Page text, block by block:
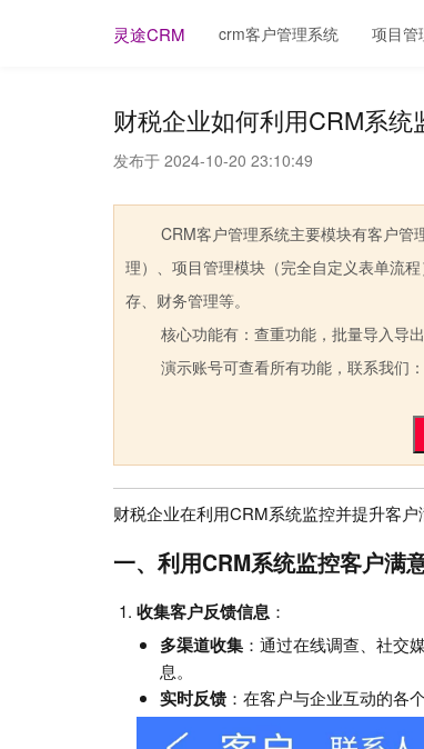
灵途CRM crm客户管理系统 项目管
财税企业如何利用CRM系
发布于 2024-10-20 23:10:49
CRM客户管理系统主要模块有客户管理
理）、项目管理模块（完全自定义表单流
存、财务管理等。
核心功能有：查重功能，批量导入导出
演示账号可查看所有功能，联系我们：
财税企业在利用CRM系统监控并提升客
一、利用CRM系统监控客户满
收集客户反馈信息 ：
多渠道收集 ：通过在线调查、社交
息。
实时反馈：在客户与企业互动的各